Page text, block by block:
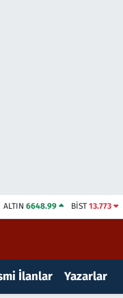
ALTIN 6648.99 BİST13.773
İlanlar Yazarlar